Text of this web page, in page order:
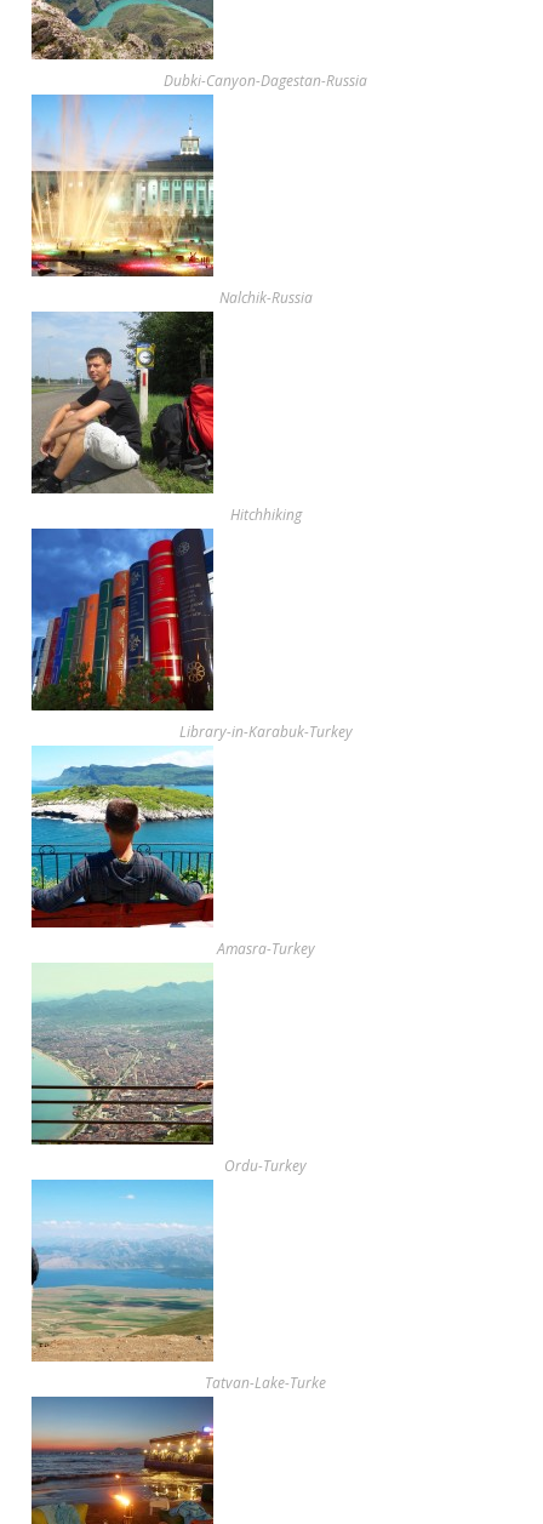
Dubki-Canyon-Dagestan-Russia
Nalchik-Russia
Hitchhiking
Library-in-Karabuk-Turkey
Amasra-Turkey
Ordu-Turkey
Tatvan-Lake-Turke